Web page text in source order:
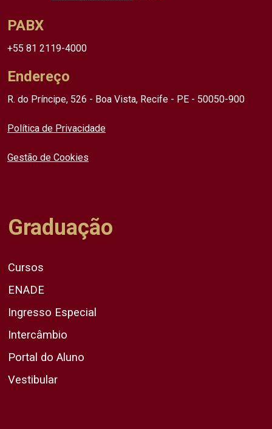
PABX
+55 81 2119-4000
Endereço
R. do Príncipe, 526 - Boa Vista, Recife - PE - 50050-900
Política de Privacidade
Gestão de Cookies
Graduação
Cursos
ENADE
Ingresso Especial
Intercâmbio
Portal do Aluno
Vestibular